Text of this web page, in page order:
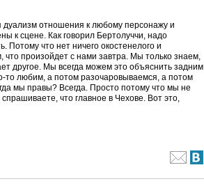
дуализм отношения к любому персонажу и
к сцене. Как говорил Бертолуччи, надо
Потому что нет ничего окостенелого и
произойдет с нами завтра. Мы только знаем,
другое. Мы всегда можем это объяснить задним
то любим, а потом разочаровываемся, а потом
мы правы? Всегда. Просто потому что мы не
что главное в Чехове. Вот это,